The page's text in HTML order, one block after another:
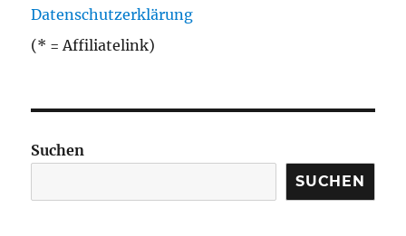
Datenschutzerklärung
(* = Affiliatelink)
Suchen
SUCHEN